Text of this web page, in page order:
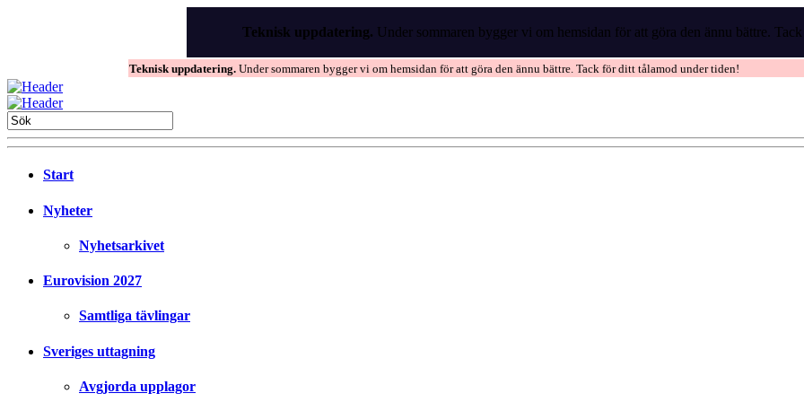
Teknisk uppdatering. Under sommaren bygger vi om hemsidan för att göra den ännu bättre.
Teknisk uppdatering. Under sommaren bygger vi om hemsidan för att göra den ännu bättre. Tack för ditt tålamod under tiden!
Start
Nyheter
Nyhetsarkivet
Eurovision 2027
Samtliga tävlingar
Sveriges uttagning
Avgjorda upplagor